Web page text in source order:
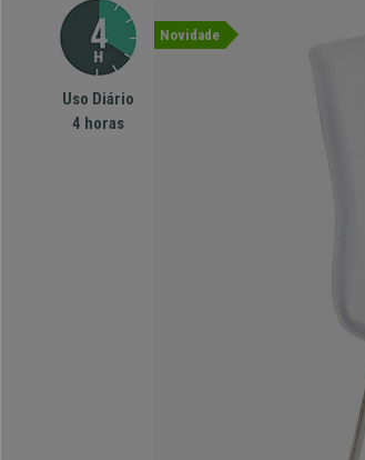
Uso Diário
4 horas
Novidade